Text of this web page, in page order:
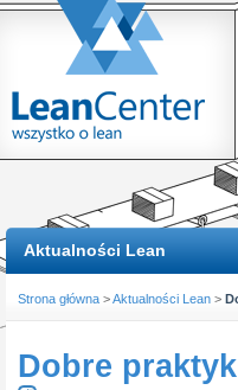
Aktualności Lean
Strona główna >Aktualności Lean >
Dobre